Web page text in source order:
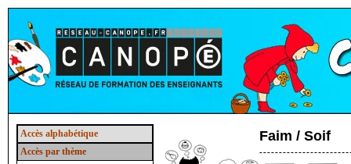
Accès alphabétique
Accès par thème
Faim / Soif